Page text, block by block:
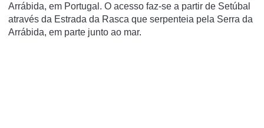
Arrábida, em Portugal. O acesso faz-se a partir de Setúbal
através da Estrada da Rasca que serpenteia pela Serra da
Arrábida, em parte junto ao mar.